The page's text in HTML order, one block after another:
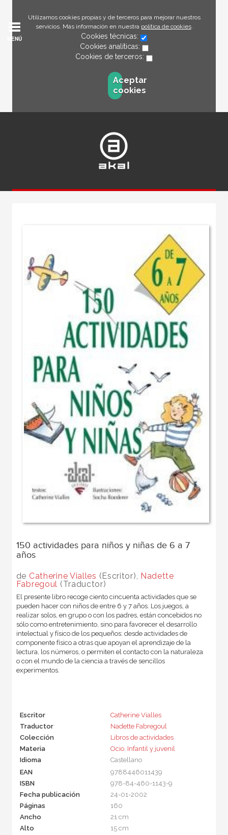
Utilizamos cookies propias y de terceros para mejorar nuestros
servicios. Más información en nuestra política de cookies.
Cookies técnicas:
Cookies analíticas:
Cookies de terceros:
Aceptar
cookies
MENÚ
150 actividades para niños y niñas de 6 a 7
años
de Catherine Vialles (Escritor), Nadette
Fabregoul (Traductor)
El presente libro recoge ciento cincuenta actividades que se
pueden hacer con niños de entre 6 y 7 años. Los juegos, a
realizar solos, en grupo o con los padres, están concebidos no
sólo como entretenimiento, sino para favorecer el desarrollo
intelectual y físico de los pequeños: desde actividades de
componente físico a otras que apoyan el aprendizaje de la
lectura, los números, o permiten el contacto con la naturaleza
o con el mundo de la ciencia a través de sencillos
experimentos.
Escritor
Catherine Vialles
Traductor
Nadette Fabregoul
Colección
Libros de actividades
Materia
Ocio, Infantil y juvenil
Idioma
Castellano
EAN
9788446011439
ISBN
978-84-460-1143-9
Fecha publicación
24-01-2002
Páginas
160
Ancho
21 cm
Alto
15 cm